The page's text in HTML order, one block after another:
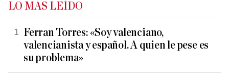
LO MÁS LEÍDO
Ferran Torres: «Soy valenciano,
valencianista y español. A quien le pese es
su problema»